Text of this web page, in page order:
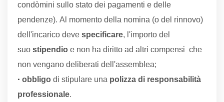
condòmini sullo stato dei pagamenti e delle
pendenze). Al momento della nomina (o del rinnovo)
dell'incarico deve specificare, l'importo del
suo stipendio e non ha diritto ad altri compensi che
non vengano deliberati dell'assemblea;
• obbligo di stipulare una polizza di responsabilità
professionale.